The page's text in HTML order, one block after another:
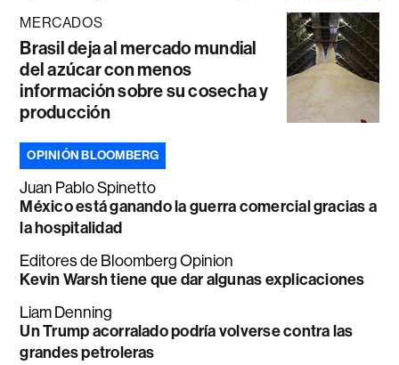
MERCADOS
Brasil deja al mercado mundial
del azúcar con menos
información sobre su cosecha y
producción
OPINIÓN BLOOMBERG
Juan Pablo Spinetto
México está ganando la guerra comercial gracias a
la hospitalidad
Editores de Bloomberg Opinion
Kevin Warsh tiene que dar algunas explicaciones
Liam Denning
Un Trump acorralado podría volverse contra las
grandes petroleras